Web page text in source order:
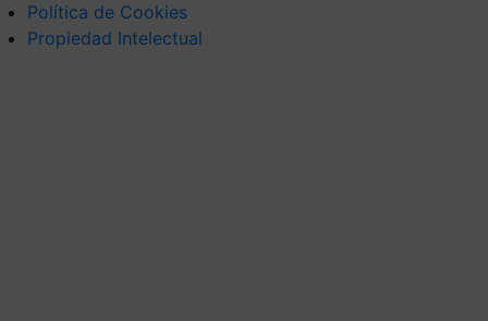
Política de Cookies
Propiedad Intelectual